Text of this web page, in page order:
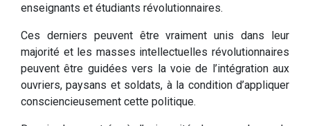
enseignants et étudiants révolutionnaires.
Ces derniers peuvent être vraiment unis dans leur
majorité et les masses intellectuelles révolutionnaires
peuvent être guidées vers la voie de l’intégration aux
ouvriers, paysans et soldats, à la condition d’appliquer
consciencieusement cette politique.